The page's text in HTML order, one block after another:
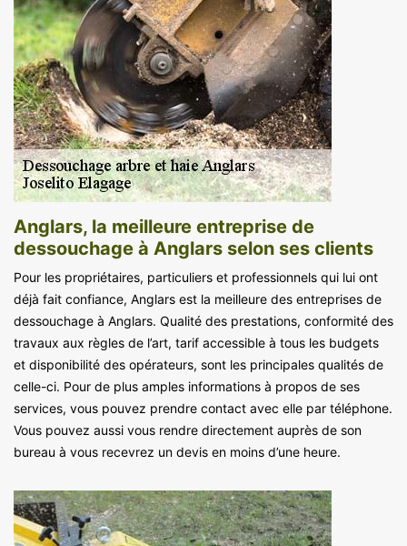
Anglars, la meilleure entreprise de
dessouchage à Anglars selon ses clients
Pour les propriétaires, particuliers et professionnels qui lui ont
déjà fait confiance, Anglars est la meilleure des entreprises de
dessouchage à Anglars. Qualité des prestations, conformité des
travaux aux règles de l’art, tarif accessible à tous les budgets
et disponibilité des opérateurs, sont les principales qualités de
celle-ci. Pour de plus amples informations à propos de ses
services, vous pouvez prendre contact avec elle par téléphone.
Vous pouvez aussi vous rendre directement auprès de son
bureau à vous recevrez un devis en moins d’une heure.